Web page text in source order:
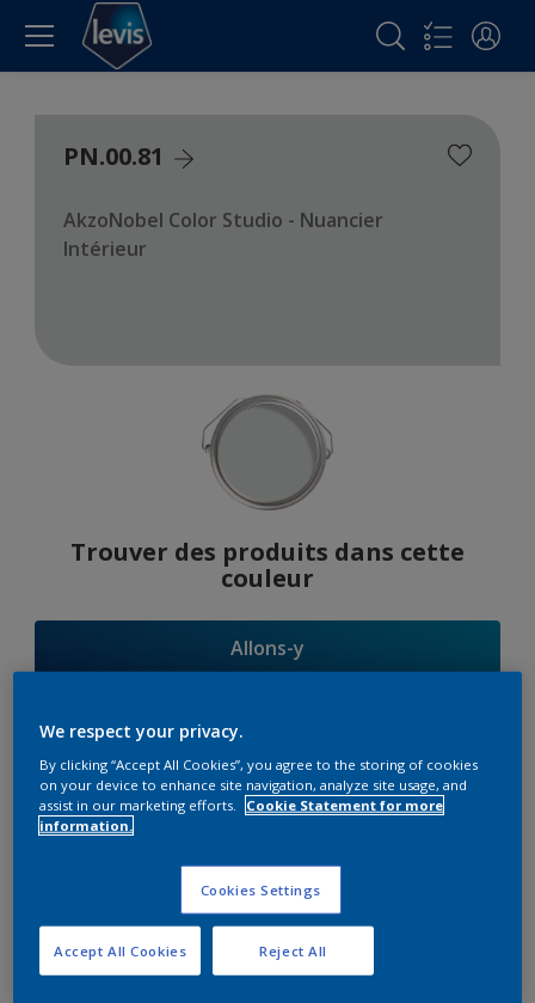
PN.00.81
AkzoNobel Color Studio - Nuancier
Intérieur
Trouver des produits dans cette
couleur
Allons-y
Suggestions
d'Harmonies
Le Blanc Parfait
We respect your privacy.
By clicking “Accept All Cookies”, you agree to the storing of cookies
on your device to enhance site navigation, analyze site usage, and
assist in our marketing efforts.
Cookie Statement for more
information.
Cookies Settings
Reject All
Accept All Cookies